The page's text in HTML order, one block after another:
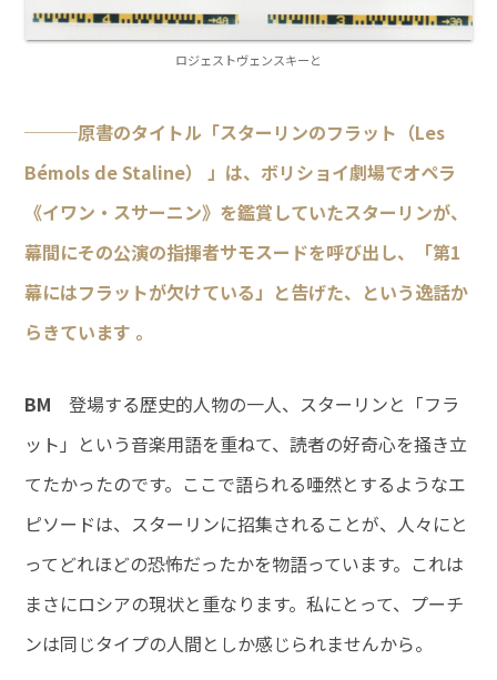
ロジェストヴェンスキーと
───原書のタイトル「スターリンのフラット（Les
Bémols de Staline） 」は、ボリショイ劇場でオペラ
《イワン・スサーニン》を鑑賞していたスターリンが、
幕間にその公演の指揮者サモスードを呼び出し、「第1
幕にはフラットが欠けている」と告げた、という逸話か
らきています 。
BM 登場する歴史的人物の一人、スターリンと「フラ
ット」という音楽用語を重ねて、読者の好奇心を掻き立
てたかったのです。ここで語られる唖然とするようなエ
ピソードは、スターリンに招集されることが、人々にと
ってどれほどの恐怖だったかを物語っています。これは
まさにロシアの現状と重なります。私にとって、プーチ
ンは同じタイプの人間としか感じられませんから。